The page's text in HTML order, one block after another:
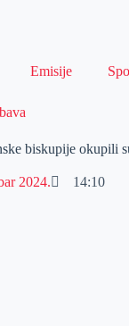
Emisije
biskupije okupili
2024. 14:10